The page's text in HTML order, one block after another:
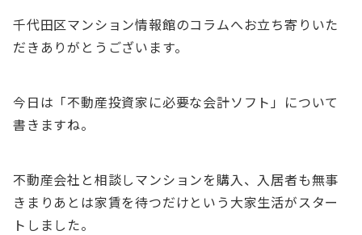
千代田区マンション情報館のコラムへお立ち寄りいた
だきありがとうございます。
今日は「不動産投資家に必要な会計ソフト」について
書きますね。
不動産会社と相談しマンションを購入、入居者も無事
きまりあとは家賃を待つだけという大家生活がスター
トしました。